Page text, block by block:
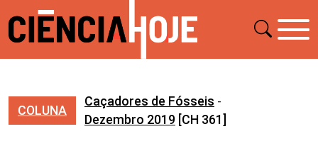
COLUNA
Caçadores de Fósseis -
Dezembro 2019 [CH 361]